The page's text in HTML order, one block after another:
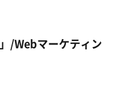
/Webマーケティン